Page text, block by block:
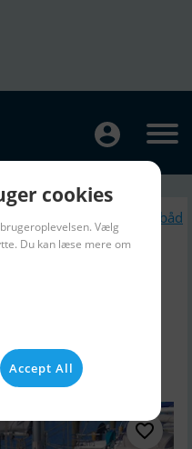
Lignende Sejlbåd
cookies
Vælg
Du kan læse mere om
Accept All